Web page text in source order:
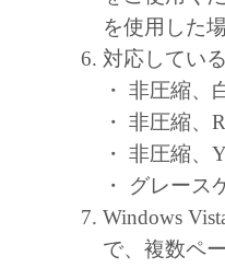
を使用した
対応してい
・ 非圧縮、
・ 非圧縮、
・ 非圧縮、
・ グレース
Windows
で、複数ペ